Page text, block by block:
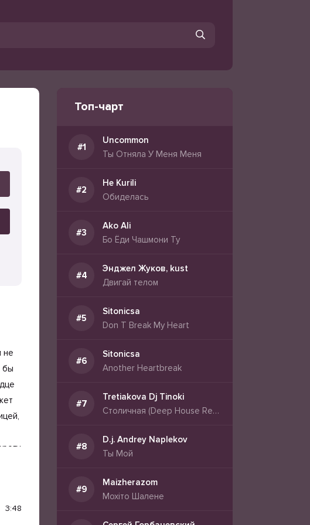
не
бы
ты
3:48
Топ-чарт
Uncommon
Ты Отняла У Меня Меня
He Kurili
Обиделась
Ako Ali
Бо Ёди Чашмони Ту
Энджел Жуков, kust
Двигай телом
Sitonicsa
Don T Break My Heart
Sitonicsa
Another Heartbreak
Tretiakova Dj Tinoki
Столичная (Deep House Remix 2026)
D.j. Andrey Naplekov
Ты Мой
Maizherazom
Мохіто Шалене